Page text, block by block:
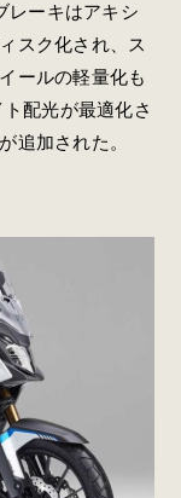
レーキはアキシ
スク化され、ス
ールの軽量化も
配光が最適化さ
追加された。